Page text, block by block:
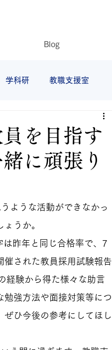
Blog
学科研 教職支援室
を目指す
に頑張り
ような活動ができなかっ
うか。
昨年と同じ合格率で、7
催された教員採用試験報告
経験から得た様々な助言
強方法や面接対策等につ
ぜひ今後の参考にしてほし